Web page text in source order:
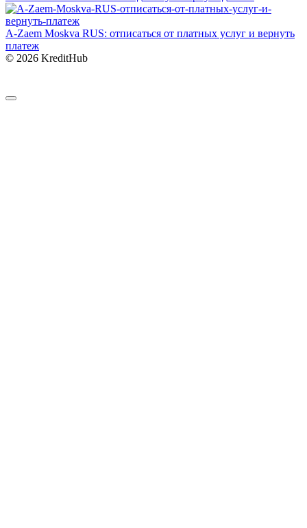
A-Zaem Moskva RUS: отписаться от платных услуг и вернуть
платеж
© 2026 KreditHub